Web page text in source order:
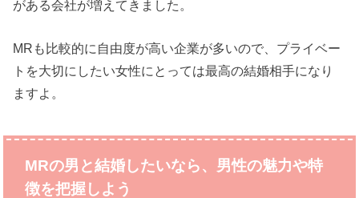
がある会社が増えてきました。
MRも比較的に自由度が高い企業が多いので、プライベー
トを大切にしたい女性にとっては最高の結婚相手になり
ますよ。
MRの男と結婚したいなら、男性の魅力や特
徴を把握しよう